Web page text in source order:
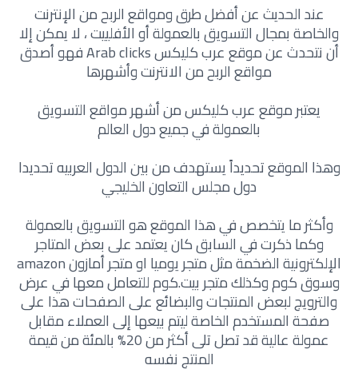
عند الحديث عن أفضل طرق ومواقع الربح من الإنترنت
والخاصة بمجال التسويق بالعمولة أو الأفلييت ، لا يمكن إلا
أن نتحدث عن موقع عرب كليكس Arab clicks فهو أصدق
مواقع الربح من الانترنت وأشهرها
يعتبر موقع عرب كليكس من أشهر مواقع التسويق
بالعمولة في جميع دول العالم
وهذا الموقع تحديداً يستهدف من بين الدول العربيه تحديدا
دول مجلس التعاون الخليجي
وأكثر ما يتخصص في هذا الموقع هو التسويق بالعمولة
وكما ذكرت في السابق كان يعتمد على بعض المتاجر
الإلكترونية الضخمة مثل متجر يوميا او متجر أمازون amazon
وسوق كوم وكذلك متجر بيت.كوم للتعامل معها في عرض
والترويج لبعض المنتجات والبضائع على الصفحات هذا على
صفحة المستخدم الخاصة ليتم بيعها إلى العملاء مقابل
عمولة عالية قد تصل تلى أكثر من 20% بالمئة من قيمة
المنتج نفسه